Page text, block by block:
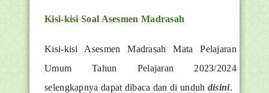
Kisi-kisi Soal Asesmen Madrasah
Kisi-kisi Asesmen Madrasah Mata Pelajaran
Umum Tahun Pelajaran 2023/2024
selengkapnya dapat dibaca dan di unduh disini.